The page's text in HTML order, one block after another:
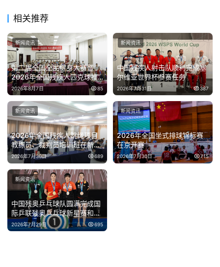
相关推荐
第二届全国全民健身大赛暨
2026年全国残疾人匹克球推
广活动在京举办
2026年8月7日 85
新闻资讯
中国残疾人射击队顺利完成塞
尔维亚世界杯参赛任务
2026年7月31日 387
新闻资讯
2026年全国残疾人跳绳项目
教练员、裁判员培训班在新疆
伊犁开班
2026年7月30日 689
新闻资讯
2026年全国坐式排球锦标赛
在京开赛
2026年7月30日 715
新闻资讯
中国残奥乒乓球队圆满完成国
际乒联残奥乒乓球新星赛和精
英赛泰国站参赛任务
2026年7月29日 695
新闻资讯